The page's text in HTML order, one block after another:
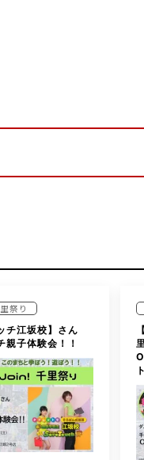
祭り
チ江坂校】さん
親子体験会！！
ト